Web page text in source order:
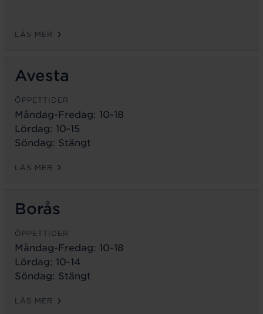
LÄS MER
Avesta
ÖPPETTIDER
Måndag-Fredag: 10-18
Lördag: 10-15
Söndag: Stängt
LÄS MER
Borås
ÖPPETTIDER
Måndag-Fredag: 10-18
Lördag: 10-14
Söndag: Stängt
LÄS MER